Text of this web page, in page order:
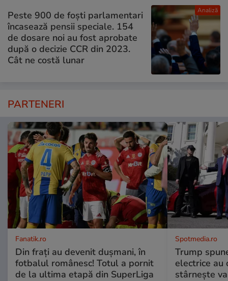
Analiză
Peste 900 de foști parlamentari
încasează pensii speciale. 154
de dosare noi au fost aprobate
după o decizie CCR din 2023.
Cât ne costă lunar
PARTENERI
Fanatik.ro
Din frați au devenit dușmani, în
fotbalul românesc! Totul a pornit
de la ultima etapă din SuperLiga
Spotmedia.ro
Trump
electrice au
stârnește